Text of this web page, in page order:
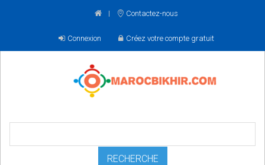
Contactez-nous
Connexion Créez votre compte gratuit